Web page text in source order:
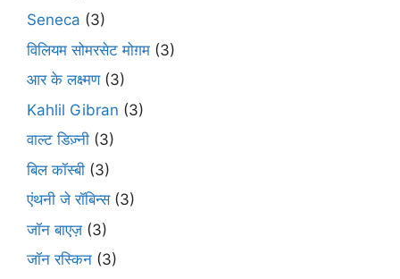
Seneca (3)
विलियम सोमरसेट मोग़म (3)
आर के लक्ष्मण(3)
Kahlil Gibran (3)
वाल्ट डिज़्नी (3)
बिल कॉस्बी (3)
एंथनी जे रॉबिन्स(3)
जॉन बाएज़ (3)
जॉन रस्किन (3)